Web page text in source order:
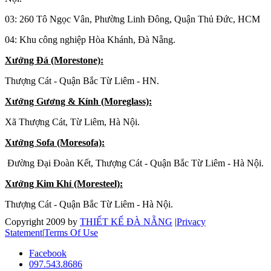
03: 260 Tô Ngọc Vân, Phường Linh Đông, Quận Thủ Đức, HCM
04: Khu công nghiệp Hòa Khánh, Đà Nẵng.
Xưởng Đá (Morestone):
Thượng Cát - Quận Bắc Từ Liêm - HN.
Xưởng Gương & Kính (Moreglass):
Xã Thượng Cát, Từ Liêm, Hà Nội.
Xưởng Sofa (Moresofa):
Đường Đại Đoàn Kết, Thượng Cát - Quận Bắc Từ Liêm - Hà Nội.
Xưởng Kim Khí (Moresteel):
Thượng Cát - Quận Bắc Từ Liêm - Hà Nội.
Copyright 2009 by THIẾT KẾ ĐÀ NẴNG |Privacy
Statement|Terms Of Use
Facebook
097.543.8686